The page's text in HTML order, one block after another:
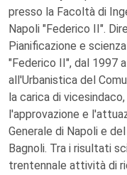
presso la Facoltà di
Napoli "Federico II".
Pianificazione e
"Federico II", dal 1997
all'Urbanistica del
la carica di
l'approvazione e
Generale di Napoli e
Bagnoli. Tra i risultati
trentennale attività di